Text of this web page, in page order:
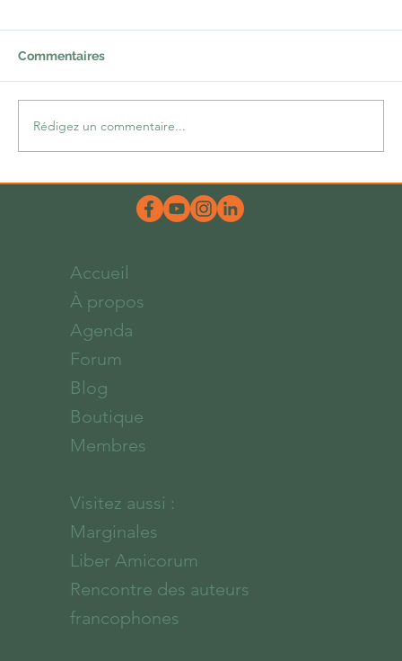
Commentaires
Rédigez un commentaire...
Accueil
À propos
Agenda
Forum
Blog
Boutique
Membres
Visitez aussi :
Marginales
Liber Amicorum
Rencontre des auteurs
francophones